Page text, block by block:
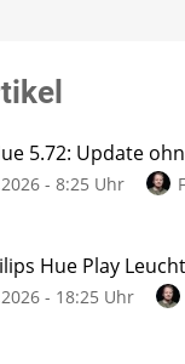
5.72: Update
- 8:25 Uhr
Hue Play
- 18:25 Uhr